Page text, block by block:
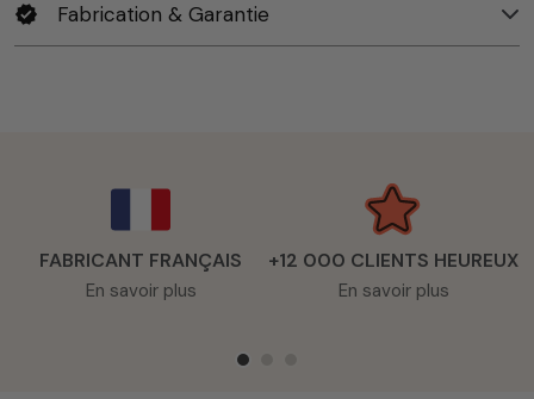
verified Fabrication & Garantie
FABRICANT FRANÇAIS
En savoir plus
+12 000 CLIENTS HEUREUX
En savoir plus